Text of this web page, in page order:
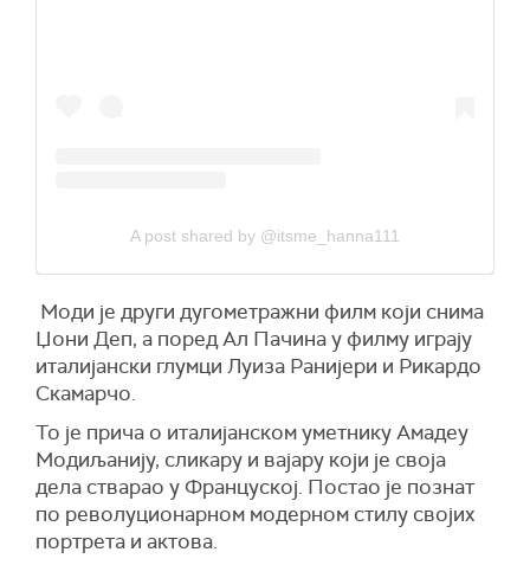
A post shared by @itsme_hanna111
Моди је други дугометражни филм који снима
Џони Деп, а поред Ал Пачина у филму играју
италијански глумци Луиза Ранијери и Рикардо
Скамарчо.
То је прича о италијанском уметнику Амадеу
Модиљанију, сликару и вајару који је своја
дела стварао у Француској. Постао је познат
по револуционарном модерном стилу својих
портрета и актова.